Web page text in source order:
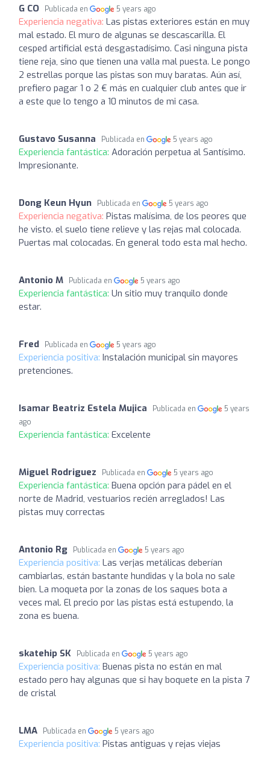
G CO Publicada en 5 years ago
Experiencia negativa: Las pistas exteriores están en muy
mal estado. El muro de algunas se descascarilla. El
cesped artificial está desgastadísimo. Casi ninguna pista
tiene reja, sino que tienen una valla mal puesta. Le pongo
2 estrellas porque las pistas son muy baratas. Aún así,
prefiero pagar 1 o 2 € más en cualquier club antes que ir
a este que lo tengo a 10 minutos de mi casa.
Gustavo Susanna Publicada en 5 years ago
Experiencia fantástica: Adoración perpetua al Santísimo.
Impresionante.
Dong Keun Hyun Publicada en 5 years ago
Experiencia negativa: Pistas malísima, de los peores que
he visto. el suelo tiene relieve y las rejas mal colocada.
Puertas mal colocadas. En general todo esta mal hecho.
Antonio M Publicada en 5 years ago
Experiencia fantástica: Un sitio muy tranquilo donde
estar.
Fred Publicada en 5 years ago
Experiencia positiva: Instalación municipal sin mayores
pretenciones.
Isamar Beatriz Estela Mujica Publicada en
5 years
ago
Experiencia fantástica: Excelente
Miguel Rodriguez Publicada en 5 years ago
Experiencia fantástica: Buena opción para pádel en el
norte de Madrid, vestuarios recién arreglados! Las
pistas muy correctas
Antonio Rg Publicada en 5 years ago
Experiencia positiva: Las verjas metálicas deberían
cambiarlas, están bastante hundidas y la bola no sale
bien. La moqueta por la zonas de los saques bota a
veces mal. El precio por las pistas está estupendo, la
zona es buena.
skatehip SK Publicada en 5 years ago
Experiencia positiva: Buenas pista no están en mal
estado pero hay algunas que si hay boquete en la pista 7
de cristal
LMA Publicada en 5 years ago
Experiencia positiva: Pistas antiguas y rejas viejas